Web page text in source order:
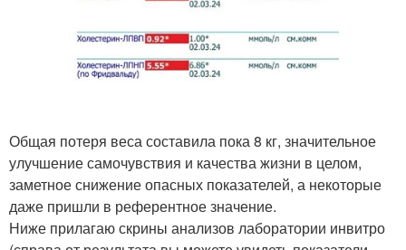
Общая потеря веса составила пока 8 кг, значительное
улучшение самочувствия и качества жизни в целом,
заметное снижение опасных показателей, а некоторые
даже пришли в референтное значение.
Ниже прилагаю скрины анализов лаборатории инвитро